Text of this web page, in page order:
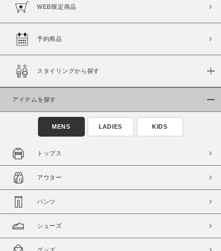
WEB限定商品
予約商品
スタイリングから探す
アイテムを探す
MENS LADIES KIDS
トップス
アウター
パンツ
シューズ